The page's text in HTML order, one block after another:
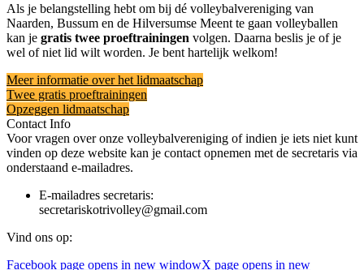
Als je belangstelling hebt om bij dé volleybalvereniging van
Naarden, Bussum en de Hilversumse Meent te gaan volleyballen
kan je gratis twee proeftrainingen volgen. Daarna beslis je of je
wel of niet lid wilt worden. Je bent hartelijk welkom!
Meer informatie over het lidmaatschap
Twee gratis proeftrainingen
Opzeggen lidmaatschap
Contact Info
Voor vragen over onze volleybalvereniging of indien je iets niet kunt
vinden op deze website kan je contact opnemen met de secretaris via
onderstaand e-mailadres.
E-mailadres secretaris:
secretariskotrivolley@gmail.com
Vind ons op:
Facebook page opens in new windowX page opens in new